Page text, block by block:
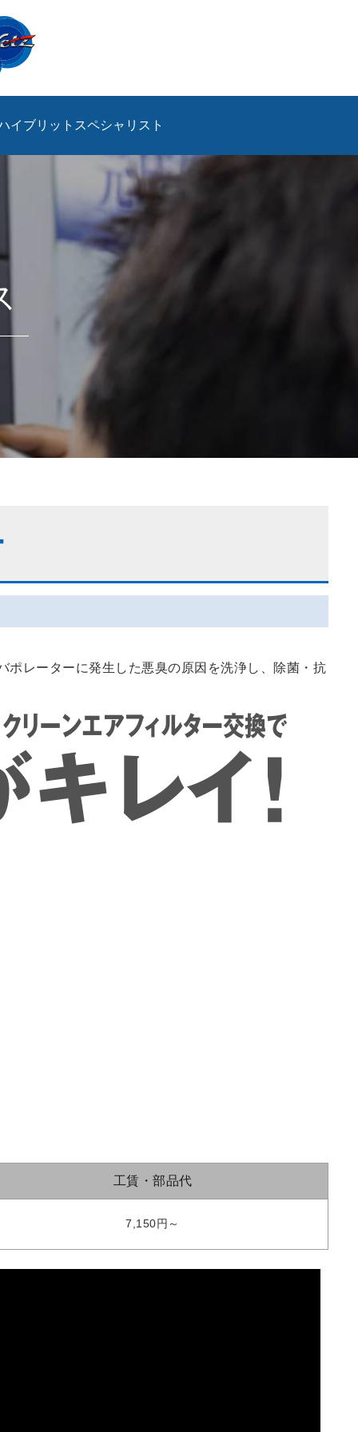
イブリットスペシャリスト
ポレーターに発生した悪臭の原因を洗浄し、除菌・抗
工賃・部品代
7,150円～